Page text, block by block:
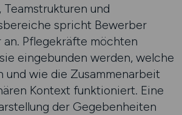
und
spricht Bewerber
Pflegekräfte möchten
eingebunden werden, welche
und wie die Zusammenarbeit
Kontext funktioniert. Eine
der Gegebenheiten